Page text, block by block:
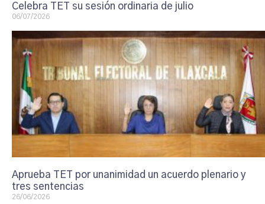
Celebra TET su sesión ordinaria de julio
06/07/2026
Aprueba TET por unanimidad un acuerdo plenario y
tres sentencias
26/06/2026